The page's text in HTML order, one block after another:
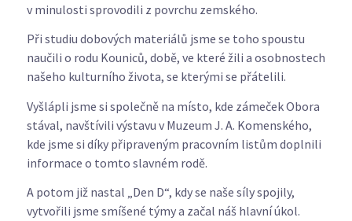
v minulosti sprovodili z povrchu zemského.
Při studiu dobových materiálů jsme se toho spoustu
naučili o rodu Kouniců, době, ve které žili a osobnostech
našeho kulturního života, se kterými se přátelili.
Vyšlápli jsme si společně na místo, kde zámeček Obora
stával, navštívili výstavu v Muzeum J. A. Komenského,
kde jsme si díky připraveným pracovním listům doplnili
informace o tomto slavném rodě.
A potom již nastal „Den D“, kdy se naše síly spojily,
vytvořili jsme smíšené týmy a začal náš hlavní úkol.